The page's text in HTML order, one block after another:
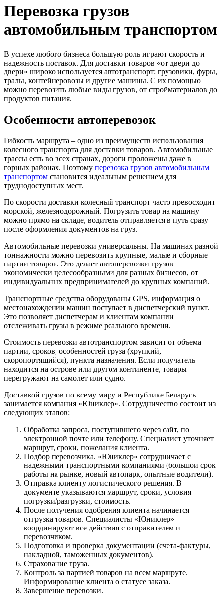
Перевозка грузов
автомобильным транспортом
В успехе любого бизнеса большую роль играют скорость и
надежность поставок. Для доставки товаров «от двери до
двери» широко используется автотранспорт: грузовики, фуры,
тралы, контейнеровозы и другие машины. С их помощью
можно перевозить любые виды грузов, от стройматериалов до
продуктов питания.
Особенности автоперевозок
Гибкость маршрута – одно из преимуществ использования
колесного транспорта для доставки товаров. Автомобильные
трассы есть во всех странах, дороги проложены даже в
горных районах. Поэтому перевозка грузов автомобильным
транспортом становится идеальным решением для
труднодоступных мест.
По скорости доставки колесный транспорт часто превосходит
морской, железнодорожный. Погрузить товар на машину
можно прямо на складе, водитель отправляется в путь сразу
после оформления документов на груз.
Автомобильные перевозки универсальны. На машинах разной
тоннажности можно перевозить крупные, малые и сборные
партии товаров. Это делает автоперевозки грузов
экономически целесообразными для разных бизнесов, от
индивидуальных предпринимателей до крупных компаний.
Транспортные средства оборудованы GPS, информация о
местонахождении машин поступает в диспетчерский пункт.
Это позволяет диспетчерам и клиентам компании
отслеживать грузы в режиме реального времени.
Стоимость перевозки автотранспортом зависит от объема
партии, сроков, особенностей груза (хрупкий,
скоропортящийся), пункта назначения. Если получатель
находится на острове или другом континенте, товары
перегружают на самолет или судно.
Доставкой грузов по всему миру и Республике Беларусь
занимается компания «Юниклер». Сотрудничество состоит из
следующих этапов:
Обработка запроса, поступившего через сайт, по
электронной почте или телефону. Специалист уточняет
маршрут, сроки, пожелания клиента.
Подбор перевозчика. «Юниклер» сотрудничает с
надежными транспортными компаниями (большой срок
работы на рынке, новый автопарк, опытные водители).
Отправка клиенту логистического решения. В
документе указываются маршрут, сроки, условия
погрузки/разгрузки, стоимость.
После получения одобрения клиента начинается
отгрузка товаров. Специалисты «Юниклер»
координируют все действия с отправителем и
перевозчиком.
Подготовка и проверка документации (счета-фактуры,
накладной, таможенных документов).
Страхование груза.
Контроль за партией товаров на всем маршруте.
Информирование клиента о статусе заказа.
Завершение перевозки.